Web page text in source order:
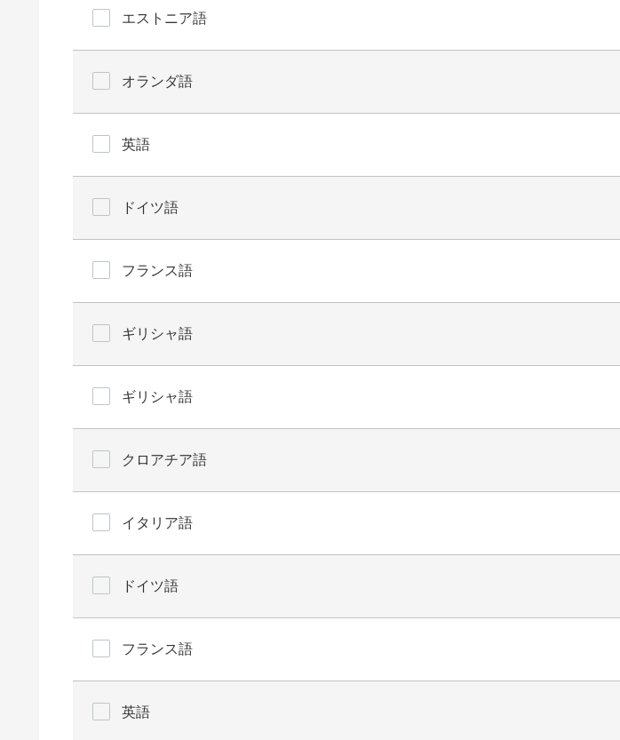
エストニア語
オランダ語
英語
ドイツ語
フランス語
ギリシャ語
ギリシャ語
クロアチア語
イタリア語
ドイツ語
フランス語
英語